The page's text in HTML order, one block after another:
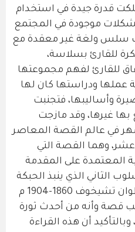
قدرة جيدة في استخدام
موجودة في المجتمع
سلس ولغة غير معقدة مع
للقارئ بسلاسة،
للقارئ لفهم مجموعتها
عملها ودراستها كان لها
وأساليبها، فتجنبت
بها غيرها، وقد مازجت
في عالم القصة المعاصر
وهما القصة التي
المعتمدة على المقدمة
الثاني الذي ينبذ الحبكة
والذي ينسب إلى الكاتب أنطوان تشيخوف 1860-1904 م
قصة وأنه من أحدث ثورة
أن هذه القراءة